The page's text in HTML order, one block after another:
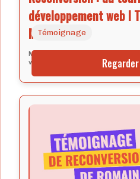
développement web I
Marine
Marine raconte sa transition du
web.
Témoignage